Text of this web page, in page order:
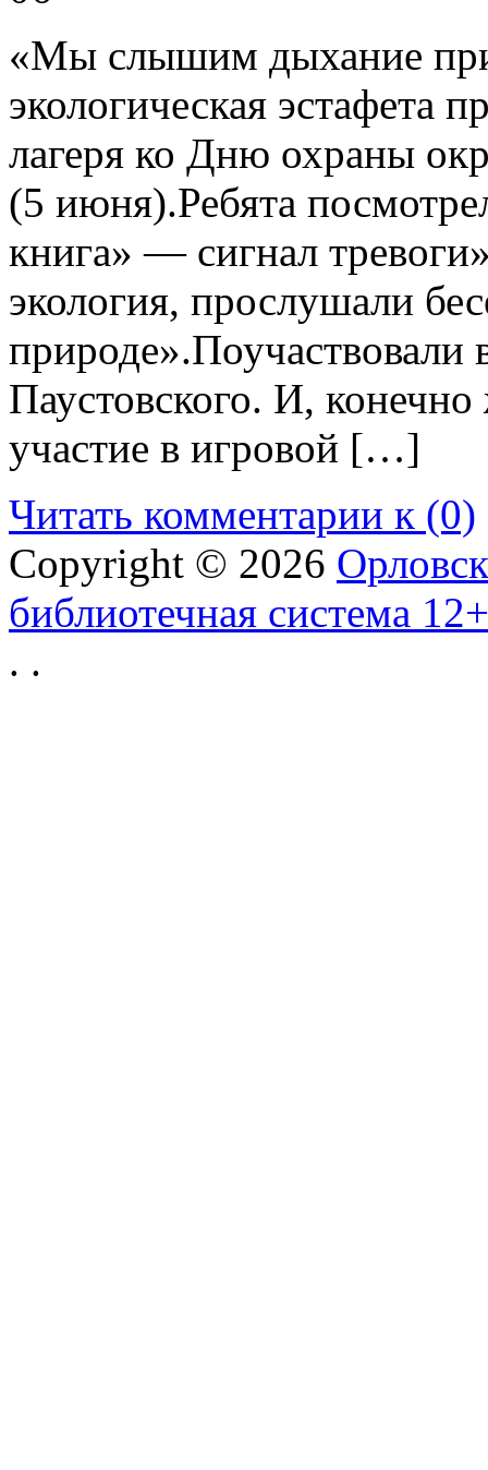
«Мы слышим дыхание
экологическая эстафета
лагеря ко Дню охраны
(5 июня).Ребята
книга» — сигнал
экология, прослушали
природе».Поучаствовали
Паустовского. И,
участие в игровой […]
Читать комментарии к (0)
Copyright © 2026
библиотечная система 12+
. .